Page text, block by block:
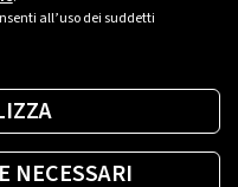
all’uso dei suddetti
NECESSARI
per te.